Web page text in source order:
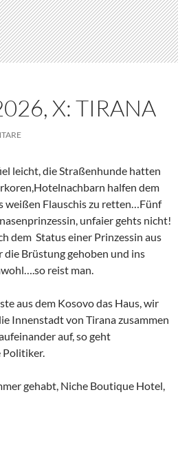
auf, so geht
Politiker.
gehabt, Niche Boutique Hotel,
sie wächst weiter. Unter Hoxha
um die 600.000. Eine
dank der Kommunisten…..dafür
und ähnlich wie Berlin in den
jährlich, da wird geklotzt was
Minute an ein wenig lustlos
einem Fast Food Lunch im Café
Park zog es uns zum Skanderbeg
seine Landsleute.